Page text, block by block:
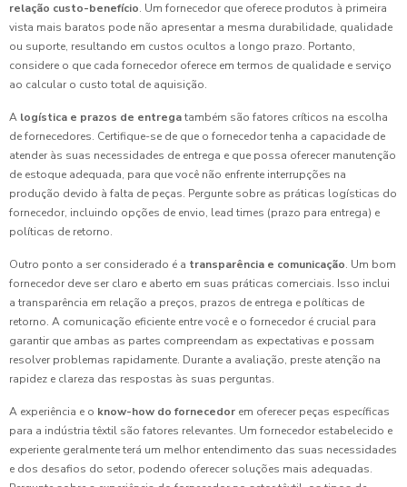
relação custo-benefício. Um fornecedor que oferece produtos à primeira
vista mais baratos pode não apresentar a mesma durabilidade, qualidade
ou suporte, resultando em custos ocultos a longo prazo. Portanto,
considere o que cada fornecedor oferece em termos de qualidade e serviço
ao calcular o custo total de aquisição.
A logística e prazos de entregatambém são fatores críticos na escolha
de fornecedores. Certifique-se de que o fornecedor tenha a capacidade de
atender às suas necessidades de entrega e que possa oferecer manutenção
de estoque adequada, para que você não enfrente interrupções na
produção devido à falta de peças. Pergunte sobre as práticas logísticas do
fornecedor, incluindo opções de envio, lead times (prazo para entrega) e
políticas de retorno.
Outro ponto a ser considerado é a transparência e comunicação. Um bom
fornecedor deve ser claro e aberto em suas práticas comerciais. Isso inclui
a transparência em relação a preços, prazos de entrega e políticas de
retorno. A comunicação eficiente entre você e o fornecedor é crucial para
garantir que ambas as partes compreendam as expectativas e possam
resolver problemas rapidamente. Durante a avaliação, preste atenção na
rapidez e clareza das respostas às suas perguntas.
A experiência e o know-how do fornecedor em oferecer peças específicas
para a indústria têxtil são fatores relevantes. Um fornecedor estabelecido e
experiente geralmente terá um melhor entendimento das suas necessidades
e dos desafios do setor, podendo oferecer soluções mais adequadas.